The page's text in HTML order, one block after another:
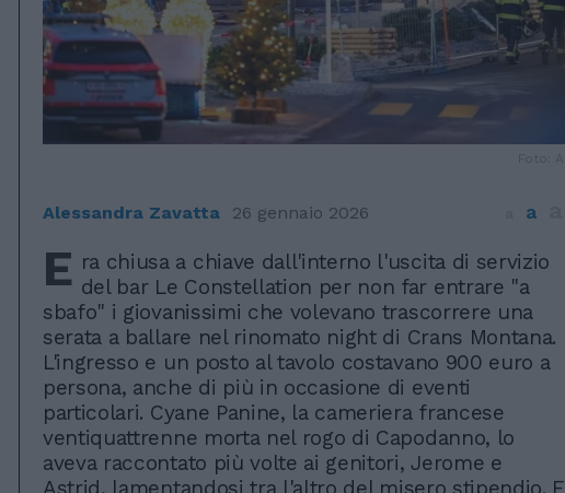
Alessandra Zavatta 26 gennaio 2026 a
E ra chiusa a chiave dall'interno l'uscita di servizio
del bar Le Constellation per non far entrare "a
sbafo" i giovanissimi che volevano trascorrere una
serata a ballare nel rinomato night di Crans Montana.
L'ingresso e un posto al tavolo costavano 900 euro a
persona, anche di più in occasione di eventi
particolari. Cyane Panine, la cameriera francese
ventiquattrenne morta nel rogo di Capodanno, lo
aveva raccontato più volte ai genitori, Jerome e